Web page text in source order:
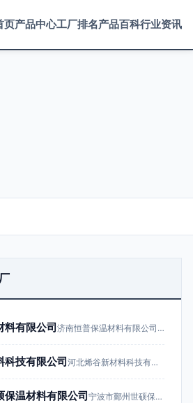
页产品中心工厂排名产品百科行业资讯
料有限公司 济南恒普保温材料有限公司成立于201…
科技有限公司 河北烯谷新材料科技有限公司成立于20…
保温材料有限公司 宁波市鄞州世硕保温材料有限公司成立于…